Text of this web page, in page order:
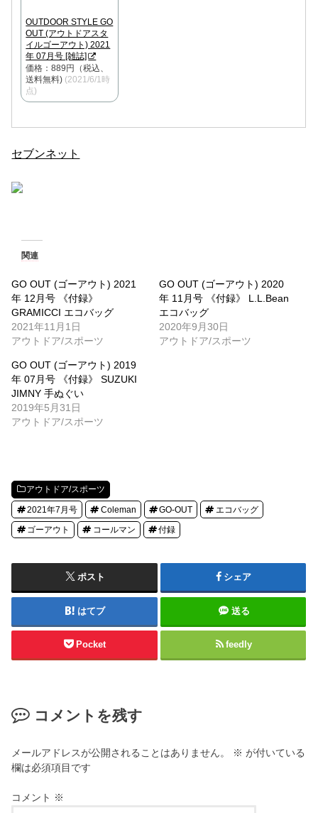
OUTDOOR STYLE GO
OUT (アウトドアスタ
イルゴーアウト) 2021
年 07月号 [雑誌]
価格：889円（税込、
送料無料) (2021/6/1時
点)
セブンネット
関連
GO OUT (ゴーアウト) 2021
年 12月号 《付録》
GRAMICCI エコバッグ
2021年11月1日
アウトドア/スポーツ
GO OUT (ゴーアウト) 2020
年 11月号 《付録》 L.L.Bean
エコバッグ
2020年9月30日
アウトドア/スポーツ
GO OUT (ゴーアウト) 2019
年 07月号 《付録》 SUZUKI
JIMNY 手ぬぐい
2019年5月31日
アウトドア/スポーツ
アウトドア/スポーツ
2021年7月号 Coleman GO-OUT エコバッグ
ゴーアウト コールマン 付録
ポスト シェア
はてブ 送る
Pocket feedly
コメントを残す
メールアドレスが公開されることはありません。 ※ が付いている
欄は必須項目です
コメント ※